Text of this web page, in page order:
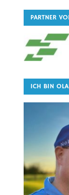
PARTNER
ICH BIN